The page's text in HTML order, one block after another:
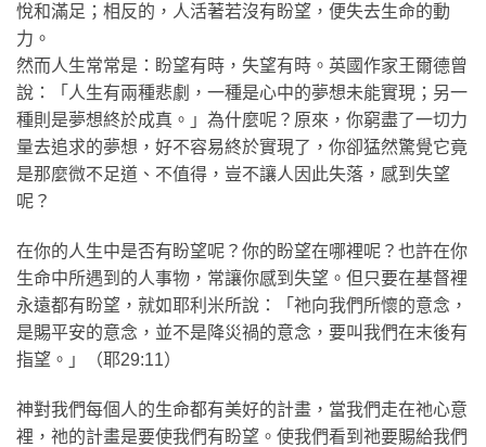
悅和滿足；相反的，人活著若沒有盼望，便失去生命的動
力。
然而人生常常是：盼望有時，失望有時。英國作家王爾德曾
說：「人生有兩種悲劇，一種是心中的夢想未能實現；另一
種則是夢想終於成真。」為什麼呢？原來，你窮盡了一切力
量去追求的夢想，好不容易終於實現了，你卻猛然驚覺它竟
是那麼微不足道、不值得，豈不讓人因此失落，感到失望
呢？
在你的人生中是否有盼望呢？你的盼望在哪裡呢？也許在你
生命中所遇到的人事物，常讓你感到失望。但只要在基督裡
永遠都有盼望，就如耶利米所說：「祂向我們所懷的意念，
是賜平安的意念，並不是降災禍的意念，要叫我們在末後有
指望。」（耶29:11）
神對我們每個人的生命都有美好的計畫，當我們走在祂心意
裡，祂的計畫是要使我們有盼望。使我們看到祂要賜給我們